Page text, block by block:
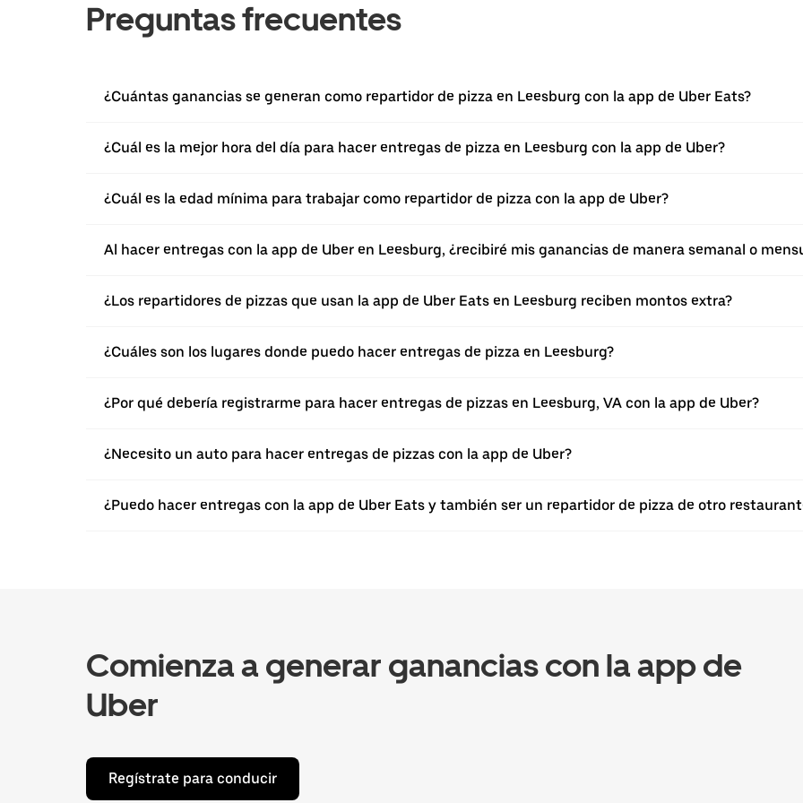
Preguntas frecuentes
¿Cuántas ganancias se generan como repartidor de pizza en Leesburg con la app de Uber Eats?
¿Cuál es la mejor hora del día para hacer entregas de pizza en Leesburg con la app de Uber?
¿Cuál es la edad mínima para trabajar como repartidor de pizza con la app de Uber?
Al hacer entregas con la app de Uber en Leesburg, ¿recibiré mis ganancias de manera semanal o
¿Los repartidores de pizzas que usan la app de Uber Eats en Leesburg reciben montos extra?
¿Cuáles son los lugares donde puedo hacer entregas de pizza en Leesburg?
¿Por qué debería registrarme para hacer entregas de pizzas en Leesburg, VA con la app de Uber?
¿Necesito un auto para hacer entregas de pizzas con la app de Uber?
¿Puedo hacer entregas con la app de Uber Eats y también ser un repartidor de pizza de otro
Comienza a generar ganancias con la app de
Uber
Regístrate para conducir